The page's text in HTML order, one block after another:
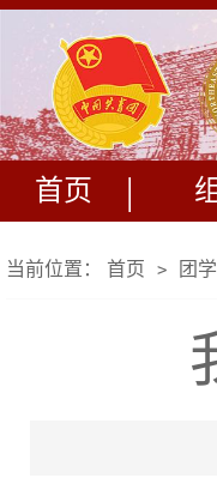
首页 |
当前位置： 首页 > 团